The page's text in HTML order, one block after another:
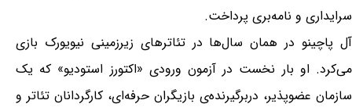
سرایداری و نامه‌بری پرداخت.
آل پاچینو در همان سال‌ها در تئاترهای زیرزمینی نیویورک بازی
می‌کرد. او بار نخست در آزمون ورودی «اکتورز استودیو» که یک
سازمان عضوپذیر، دربرگیرنده‌ی بازیگران حرفه‌ای، کارگردانان تئاتر و